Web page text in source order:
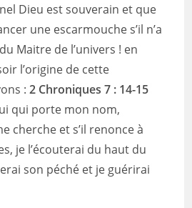
Dieu est souverain et que
une escarmouche s’il n’a
Maitre de l’univers ! en
l’origine de cette
:2 Chroniques 7 : 14-15
qui porte mon nom,
cherche et s’il renonce à
je l’écouterai du haut du
son péché et je guérirai